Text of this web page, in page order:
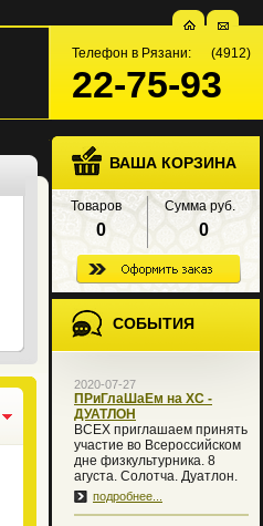
Телефон в Рязани: (4912)
22-75-93
ВАША КОРЗИНА
Товаров
0
Сумма руб.
0
СОБЫТИЯ
2020-07-27
ПРиГлаШаЕм на XC -
ДУАТЛОН
ВСЕХ приглашаем принять
участие во Всероссийском
дне физкультурника. 8
агуста. Солотча. Дуатлон.
подробнее...